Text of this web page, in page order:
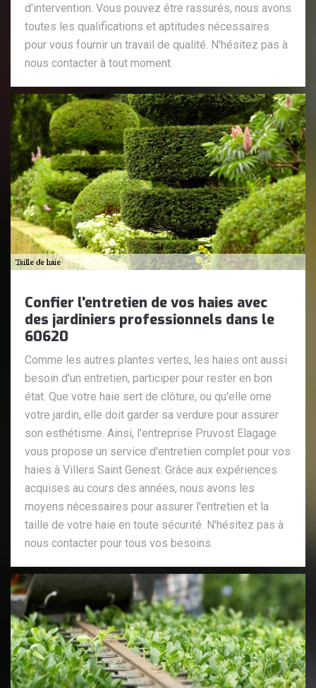
d'intervention. Vous pouvez être rassurés, nous avons
toutes les qualifications et aptitudes nécessaires
pour vous fournir un travail de qualité. N'hésitez pas à
nous contacter à tout moment.
Confier l'entretien de vos haies avec
des jardiniers professionnels dans le
60620
Comme les autres plantes vertes, les haies ont aussi
besoin d'un entretien, participer pour rester en bon
état. Que votre haie sert de clôture, ou qu'elle orne
votre jardin, elle doit garder sa verdure pour assurer
son esthétisme. Ainsi, l'entreprise Pruvost Elagage
vous propose un service d'entretien complet pour vos
haies à Villers Saint Genest. Grâce aux expériences
acquises au cours des années, nous avons les
moyens nécessaires pour assurer l'entretien et la
taille de votre haie en toute sécurité. N'hésitez pas à
nous contacter pour tous vos besoins.